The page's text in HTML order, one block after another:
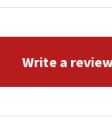
Write a review